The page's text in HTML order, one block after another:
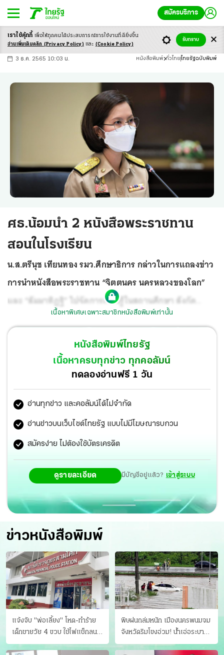
สมัครบริการ
-ก ก ก+
3 ธ.ค. 2565 10:03 น. หนังสือพิมพ์ ทั่วไทย ไทยรัฐฉบับพิมพ์
ศธ.น้อมนำ 2 หนังสือพระราชทาน
สอนในโรงเรียน
น.ส.ตรีนุช เทียนทอง รมว.ศึกษาธิการ กล่าวในการแถลงข่าว
การนำหนังสือพระราชทาน “จิตตนคร นครหลวงของโลก”
และ “สัมมาทิฏฐิ” ไปจัดการเรียนรู้ในสถานศึกษา สังกัด
สำนักงานคณะกรรมการการศึกษาขั้นพื้นฐาน (สพฐ.) ว่า
สำนึกในพระมหากรุณาธิคุณพระบาทสมเด็จ พระวชิรเกล้าเจ้า
อยู่หัว ให้จัดพิมพ์หนังสือ “จิตตนคร นครหลวงของโลก” และ
หนังสือ “สัมมาทิฏฐิ ตามพระเถราธิบายของท่านพระสารีบุตร
เถระ” ซึ่งเป็นพระนิพนธ์ในสมเด็จพระสังฆราชเจ้า กรมหลวง
วชิรญาณสังวร (เจริญ สุวฑฺฒโน) เพื่อพระราชทานแก่พสก
นิกรทั่วไป
เนื้อหาพิเศษเฉพาะสมาชิกหนังสือพิมพ์เท่านั้น
หนังสือพิมพ์ไทยรัฐ
เนื้อหาครบทุกข่าว ทุกคอลัมน์
ทดลองอ่านฟรี 1 วัน
อ่านทุกข่าว และคอลัมน์ได้ไม่จำกัด
อ่านข่าวบนเว็บไซต์ไทยรัฐ แบบไม่มีโฆษณารบกวน
สมัครง่าย ไม่ต้องใช้บัตรเครดิต
ดูรายละเอียด มีบัญชีอยู่แล้ว? เข้าสู่ระบบ
ข่าวหนังสือพิมพ์
แจ้งจับ "พ่อเลี้ยง" โหด-ทําร้าย
เด็กชายวัย 4 ขวบ ใช้ไฟแช็กลน
บาดเจ็บ
พิษฝนถล่มหนัก เมืองนครพนมจม
จังหวัดริมโขงอ่วม! นํ้าเอ่อระบาย
ไม่ทัน แม่ปิงทะลักล้น
เราใช้คุ้กกี้ เพื่อให้ทุกคนได้ประสบการณ์การใช้งานที่ดียิ่งขึ้น
อ่านเพิ่มเติมคลิก (Privacy Policy) และ (Cookie Policy)
รับทราบ